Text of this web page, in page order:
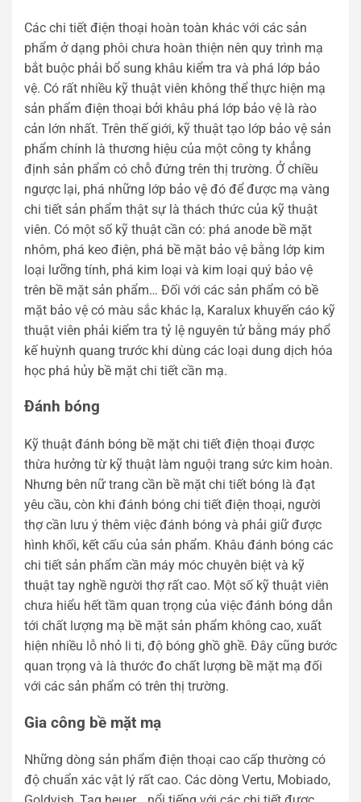
Các chi tiết điện thoại hoàn toàn khác với các sản
phẩm ở dạng phôi chưa hoàn thiện nên quy trình mạ
bắt buộc phải bổ sung khâu kiểm tra và phá lớp bảo
vệ. Có rất nhiều kỹ thuật viên không thể thực hiện mạ
sản phẩm điện thoại bởi khâu phá lớp bảo vệ là rào
cản lớn nhất. Trên thế giới, kỹ thuật tạo lớp bảo vệ sản
phẩm chính là thương hiệu của một công ty khẳng
định sản phẩm có chỗ đứng trên thị trường. Ở chiều
ngược lại, phá những lớp bảo vệ đó để được mạ vàng
chi tiết sản phẩm thật sự là thách thức của kỹ thuật
viên. Có một số kỹ thuật cần có: phá anode bề mặt
nhôm, phá keo điện, phá bề mặt bảo vệ bằng lớp kim
loại lưỡng tính, phá kim loại và kim loại quý bảo vệ
trên bề mặt sản phẩm… Đối với các sản phẩm có bề
mặt bảo vệ có màu sắc khác lạ, Karalux khuyến cáo kỹ
thuật viên phải kiểm tra tỷ lệ nguyên tử bằng máy phổ
kế huỳnh quang trước khi dùng các loại dung dịch hóa
học phá hủy bề mặt chi tiết cần mạ.
Đánh bóng
Kỹ thuật đánh bóng bề mặt chi tiết điện thoại được
thừa hưởng từ kỹ thuật làm nguội trang sức kim hoàn.
Nhưng bên nữ trang cần bề mặt chi tiết bóng là đạt
yêu cầu, còn khi đánh bóng chi tiết điện thoại, người
thợ cần lưu ý thêm việc đánh bóng và phải giữ được
hình khối, kết cấu của sản phẩm. Khâu đánh bóng các
chi tiết sản phẩm cần máy móc chuyên biệt và kỹ
thuật tay nghề người thợ rất cao. Một số kỹ thuật viên
chưa hiểu hết tầm quan trọng của việc đánh bóng dẫn
tới chất lượng mạ bề mặt sản phẩm không cao, xuất
hiện nhiều lỗ nhỏ li ti, độ bóng ghồ ghề. Đây cũng bước
quan trọng và là thước đo chất lượng bề mặt mạ đối
với các sản phẩm có trên thị trường.
Gia công bề mặt mạ
Những dòng sản phẩm điện thoại cao cấp thường có
độ chuẩn xác vật lý rất cao. Các dòng Vertu, Mobiado,